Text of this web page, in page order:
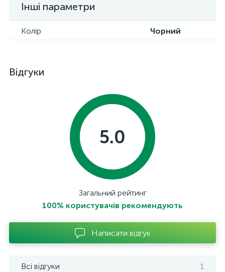
Інші параметри
Колір Чорний
Відгуки
5.0
Загальний рейтинг
100% користувачів рекомендують
Написати відгук
Всі відгуки 1